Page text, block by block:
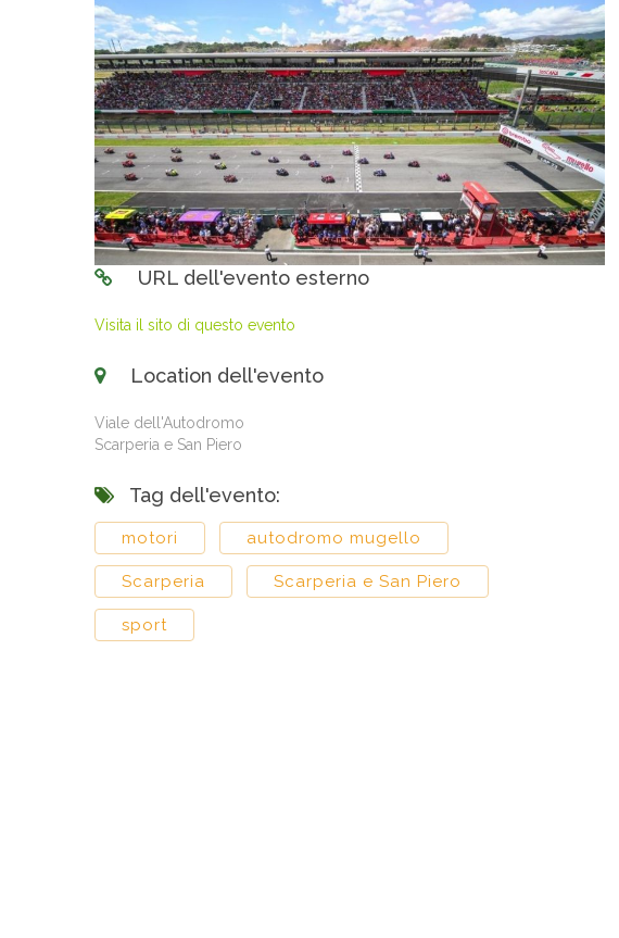
URL dell'evento esterno
Visita il sito di questo evento
Location dell'evento
Viale dell'Autodromo
Scarperia e San Piero
Tag dell'evento:
motori autodromo mugello
Scarperia Scarperia e San Piero
sport